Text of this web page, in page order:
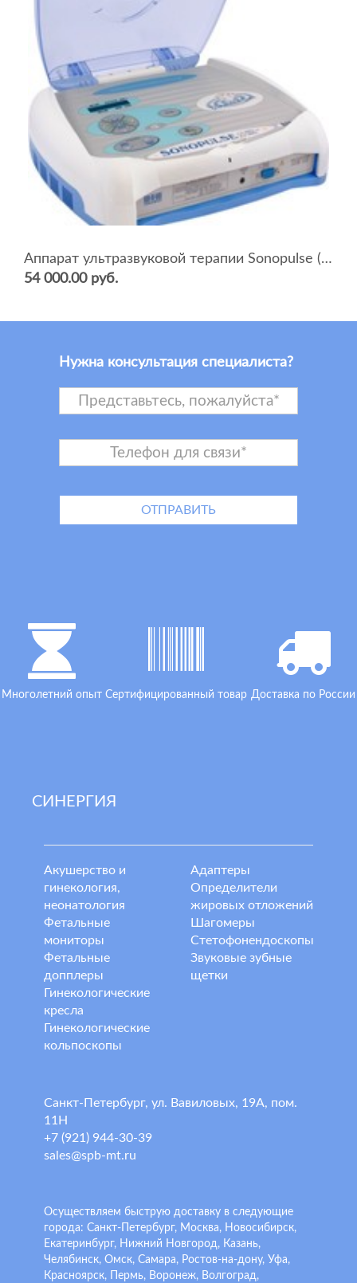
Аппарат ультразвуковой терапии Sonopulse (мультичастотный 1 и 3 Мгц)
54 000.00 руб.
Нужна консультация специалиста?
Многолетний опыт Сертифицированный товар Доставка по России
СИНЕРГИЯ
Акушерство и
гинекология,
неонатология
Фетальные
мониторы
Фетальные
допплеры
Гинекологические
кресла
Гинекологические
кольпоскопы
Адаптеры
Определители
жировых отложений
Шагомеры
Стетофонендоскопы
Звуковые зубные
щетки
Санкт-Петербург, ул. Вавиловых, 19А, пом.
11Н
+7 (921) 944-30-39
sales@spb-mt.ru
Осуществляем быструю доставку в следующие
города: Санкт-Петербург, Москва, Новосибирск,
Екатеринбург, Нижний Новгород, Казань,
Челябинск, Омск, Самара, Ростов-на-дону, Уфа,
Красноярск, Пермь, Воронеж, Волгоград,